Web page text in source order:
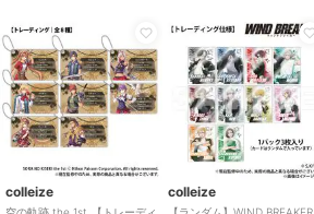
colleize colleize